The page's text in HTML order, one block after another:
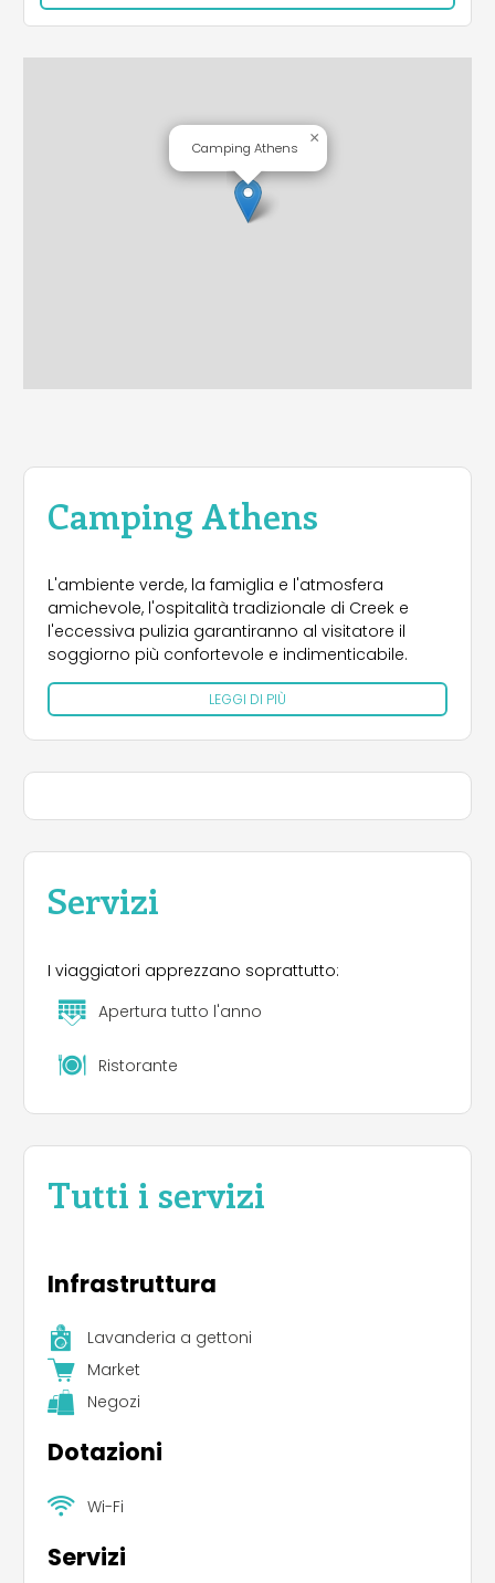
Camping Athens
L'ambiente verde, la famiglia e l'atmosfera
amichevole, l'ospitalità tradizionale di Creek e
l'eccessiva pulizia garantiranno al visitatore il
soggiorno più confortevole e indimenticabile.
LEGGI DI PIÙ
Servizi
I viaggiatori apprezzano soprattutto:
Apertura tutto l'anno
Ristorante
Tutti i servizi
Infrastruttura
Lavanderia a gettoni
Market
Negozi
Dotazioni
Wi-Fi
Servizi
Camping Athens
×